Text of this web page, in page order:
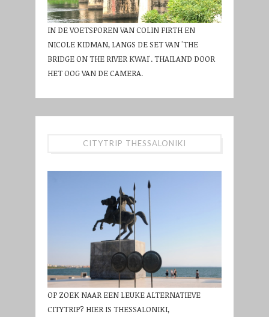
IN DE VOETSPOREN VAN COLIN FIRTH EN
NICOLE KIDMAN, LANGS DE SET VAN 'THE
BRIDGE ON THE RIVER KWAI'. THAILAND DOOR
HET OOG VAN DE CAMERA.
CITYTRIP THESSALONIKI
OP ZOEK NAAR EEN LEUKE ALTERNATIEVE
CITYTRIP? HIER IS THESSALONIKI,